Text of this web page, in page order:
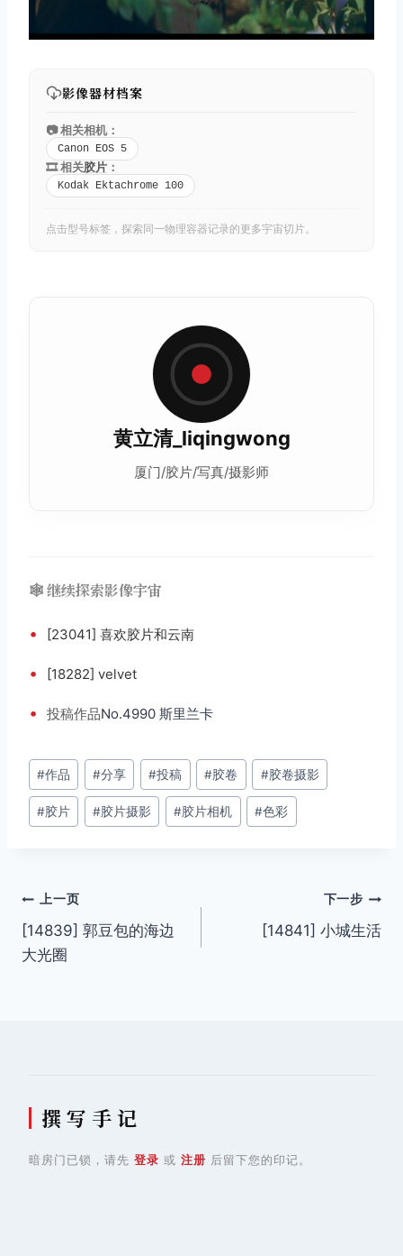
影像器材档案
📷 相关相机：
Canon EOS 5
🎞️ 相关胶片 ：
Kodak Ektachrome 100
点击型号标签，探索同一物理容器记录的更多宇宙切片。
黄立清_liqingwong
厦门/胶片/写真/摄影师
🕸️ 继续探索影像宇宙
• [23041] 喜欢胶片和云南
• [18282] velvet
• 投稿作品No.4990 斯里兰卡
文
章
标
#作品 #分享 #投稿 #胶卷 #胶卷摄影
#胶片 #胶片摄影 #胶片相机 #色彩
文
章
上一页
[14839] 郭豆包的海边
大光圈
下一步
[14841] 小城生活
撰 写 手 记
暗房门已锁，请先 登录 或 注册 后留下您的印记。